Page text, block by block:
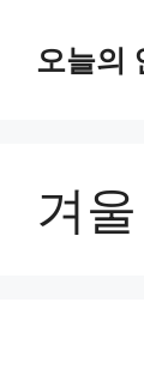
오늘의
겨